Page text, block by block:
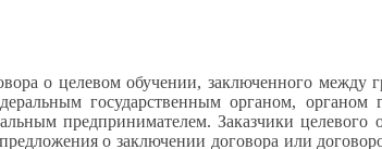
о целевомобучении, заключенного между
государственным органом, органом
предпринимателем. Заказчики целевого
предложенияо заключении договора или